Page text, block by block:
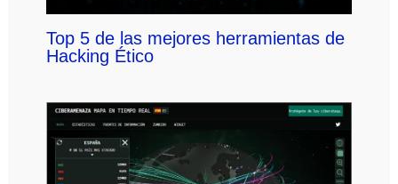
Top 5 de las mejores herramientas de
Hacking Ético